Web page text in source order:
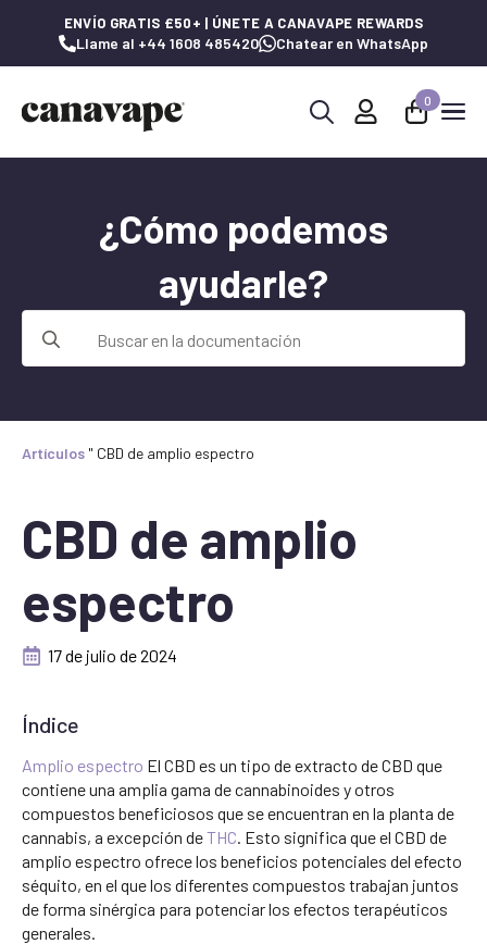
ENVÍO GRATIS £50+ | ÚNETE A CANAVAPE REWARDS
Llame al +44 1608 485420 Chatear en WhatsApp
0
¿Cómo podemos
ayudarle?
Artículos " CBD de amplio espectro
CBD de amplio
espectro
17 de julio de 2024
Amplio espectro El CBD es un tipo de extracto de CBD que
contiene una amplia gama de cannabinoides y otros
compuestos beneficiosos que se encuentran en la planta de
cannabis, a excepción deTHC. Esto significa que el CBD de
amplio espectro ofrece los beneficios potenciales del efecto
séquito, en el que los diferentes compuestos trabajan juntos
de forma sinérgica para potenciar los efectos terapéuticos
generales.
Índice